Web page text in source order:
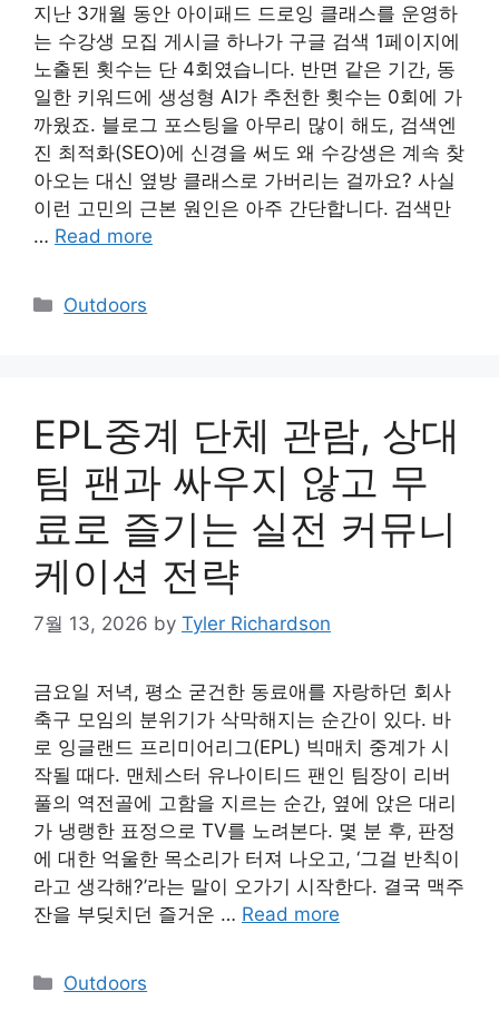
지난 3개월 동안 아이패드 드로잉 클래스를 운영하
는 수강생 모집 게시글 하나가 구글 검색 1페이지에
노출된 횟수는 단 4회였습니다. 반면 같은 기간, 동
일한 키워드에 생성형 AI가 추천한 횟수는 0회에 가
까웠죠. 블로그 포스팅을 아무리 많이 해도, 검색엔
진 최적화(SEO)에 신경을 써도 왜 수강생은 계속 찾
아오는 대신 옆방 클래스로 가버리는 걸까요? 사실
이런 고민의 근본 원인은 아주 간단합니다. 검색만
… Read more
Categories
Outdoors
EPL중계 단체 관람, 상대
팀 팬과 싸우지 않고 무
료로 즐기는 실전 커뮤니
케이션 전략
7월 13, 2026 by Tyler Richardson
금요일 저녁, 평소 굳건한 동료애를 자랑하던 회사
축구 모임의 분위기가 삭막해지는 순간이 있다. 바
로 잉글랜드 프리미어리그(EPL) 빅매치 중계가 시
작될 때다. 맨체스터 유나이티드 팬인 팀장이 리버
풀의 역전골에 고함을 지르는 순간, 옆에 앉은 대리
가 냉랭한 표정으로 TV를 노려본다. 몇 분 후, 판정
에 대한 억울한 목소리가 터져 나오고, ‘그걸 반칙이
라고 생각해?’라는 말이 오가기 시작한다. 결국 맥주
잔을 부딪치던 즐거운 … Read more
Categories
Outdoors